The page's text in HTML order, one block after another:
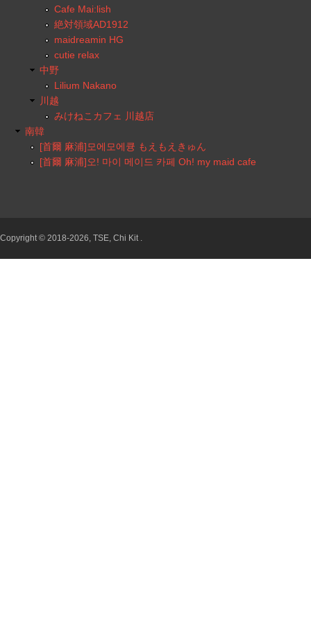
Cafe Mai:lish
絶対領域AD1912
maidreamin HG
cutie relax
中野
Lilium Nakano
川越
みけねこカフェ 川越店
南韓
[首爾 麻浦]모에모에큥 もえもえきゅん
[首爾 麻浦]오! 마이 메이드 카페 Oh! my maid cafe
Copyright © 2018-2026, TSE, Chi Kit .